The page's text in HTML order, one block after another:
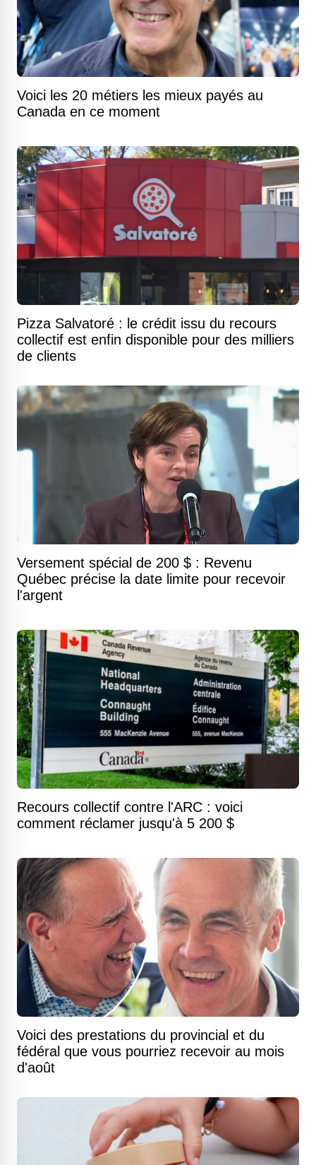
Voici les 20 métiers les mieux payés au
Canada en ce moment
Pizza Salvatoré : le crédit issu du recours
collectif est enfin disponible pour des milliers
de clients
Versement spécial de 200 $ : Revenu
Québec précise la date limite pour recevoir
l'argent
Recours collectif contre l'ARC : voici
comment réclamer jusqu'à 5 200 $
Voici des prestations du provincial et du
fédéral que vous pourriez recevoir au mois
d'août